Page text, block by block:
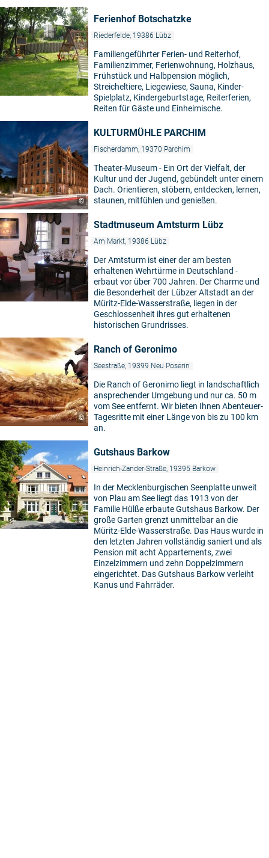
Ferienhof Botschatzke
Riederfelde, 19386 Lübz
Familiengeführter Ferien- und Reiterhof,
Familienzimmer, Ferienwohnung, Holzhaus,
Frühstück und Halbpension möglich,
Streicheltiere, Liegewiese, Sauna, Kinder-
Spielplatz, Kindergeburtstage, Reiterferien,
Reiten für Gäste und Einheimische.
©
KULTURMÜHLE PARCHIM
Fischerdamm, 19370 Parchim
Theater-Museum - Ein Ort der Vielfalt, der
Kultur und der Jugend, gebündelt unter einem
Dach. Orientieren, stöbern, entdecken, lernen,
staunen, mitfühlen und genießen.
Stadtmuseum Amtsturm Lübz
Am Markt, 19386 Lübz
Der Amtsturm ist einer der am besten
erhaltenen Wehrtürme in Deutschland -
erbaut vor über 700 Jahren. Der Charme und
die Besonderheit der Lübzer Altstadt an der
Müritz-Elde-Wasserstraße, liegen in der
Geschlossenheit ihres gut erhaltenen
historischen Grundrisses.
©
Ranch of Geronimo
Seestraße, 19399 Neu Poserin
Die Ranch of Geronimo liegt in landschaftlich
ansprechender Umgebung und nur ca. 50 m
vom See entfernt. Wir bieten Ihnen Abenteuer-
Tagesritte mit einer Länge von bis zu 100 km
an.
©
Gutshaus Barkow
Heinrich-Zander-Straße, 19395 Barkow
In der Mecklenburgischen Seenplatte unweit
von Plau am See liegt das 1913 von der
Familie Hülße erbaute Gutshaus Barkow. Der
große Garten grenzt unmittelbar an die
Müritz-Elde-Wasserstraße. Das Haus wurde in
den letzten Jahren vollständig saniert und als
Pension mit acht Appartements, zwei
Einzelzimmern und zehn Doppelzimmern
eingerichtet. Das Gutshaus Barkow verleiht
Kanus und Fahrräder.